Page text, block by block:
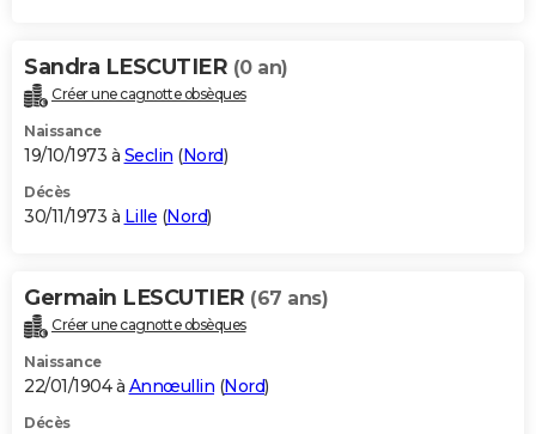
Sandra LESCUTIER (0 an)
Créer une cagnotte obsèques
Naissance
19/10/1973 à Seclin (Nord)
Décès
30/11/1973 à Lille (Nord)
Germain LESCUTIER (67 ans)
Créer une cagnotte obsèques
Naissance
22/01/1904 à Annœullin (Nord)
Décès